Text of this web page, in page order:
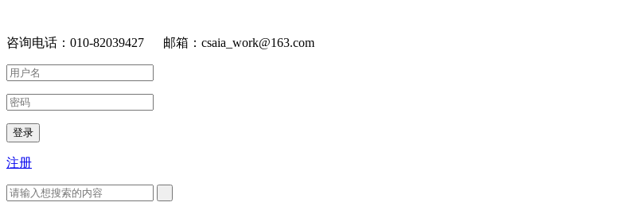
咨询电话：010-82039427 邮箱：csaia_work@163.com
登录
注册